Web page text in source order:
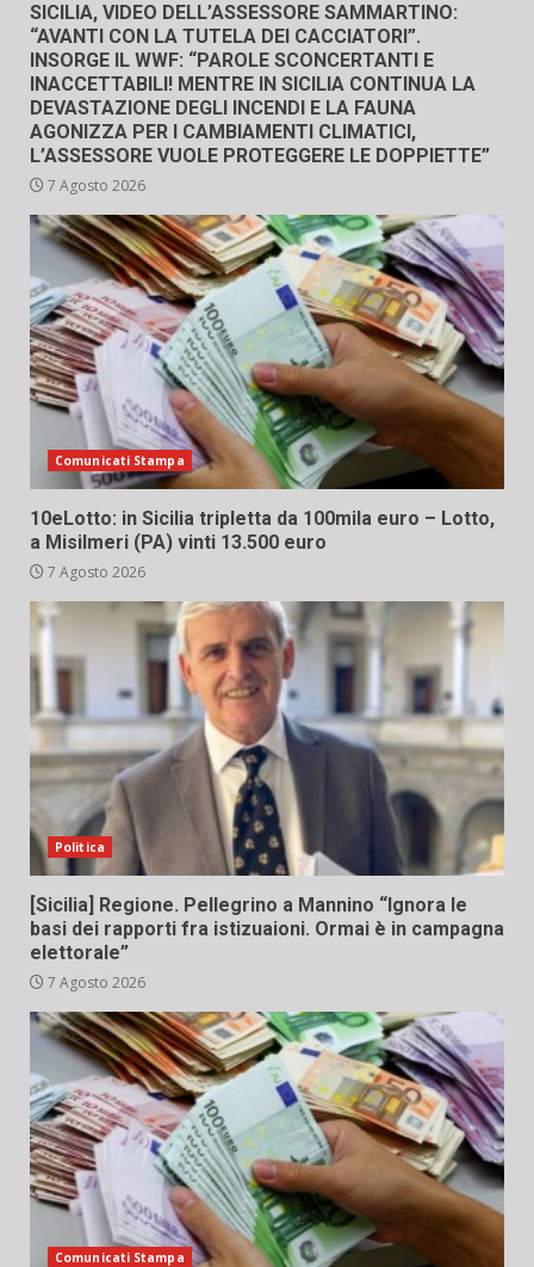
SICILIA, VIDEO DELL’ASSESSORE SAMMARTINO:
“AVANTI CON LA TUTELA DEI CACCIATORI”.
INSORGE IL WWF: “PAROLE SCONCERTANTI E
INACCETTABILI! MENTRE IN SICILIA CONTINUA LA
DEVASTAZIONE DEGLI INCENDI E LA FAUNA
AGONIZZA PER I CAMBIAMENTI CLIMATICI,
L’ASSESSORE VUOLE PROTEGGERE LE DOPPIETTE”
7 Agosto 2026
Comunicati Stampa
10eLotto: in Sicilia tripletta da 100mila euro – Lotto,
a Misilmeri (PA) vinti 13.500 euro
7 Agosto 2026
Politica
[Sicilia] Regione. Pellegrino a Mannino “Ignora le
basi dei rapporti fra istizuaioni. Ormai è in campagna
elettorale”
7 Agosto 2026
Comunicati Stampa